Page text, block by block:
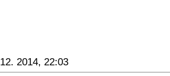
2014, 22:03